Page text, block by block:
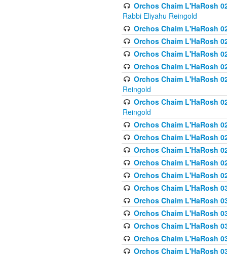
Orchos Chaim L'HaRosh
Rabbi Eliyahu Reingold
Orchos Chaim L'HaRosh
Orchos Chaim L'HaRosh
Orchos Chaim L'HaRosh
Orchos Chaim L'HaRosh
Orchos Chaim L'HaRosh
Reingold
Orchos Chaim L'HaRosh
Reingold
Orchos Chaim L'HaRosh
Orchos Chaim L'HaRosh
Orchos Chaim L'HaRosh
Orchos Chaim L'HaRosh
Orchos Chaim L'HaRosh
Orchos Chaim L'HaRosh
Orchos Chaim L'HaRosh
Orchos Chaim L'HaRosh
Orchos Chaim L'HaRosh
Orchos Chaim L'HaRosh
Orchos Chaim L'HaRosh